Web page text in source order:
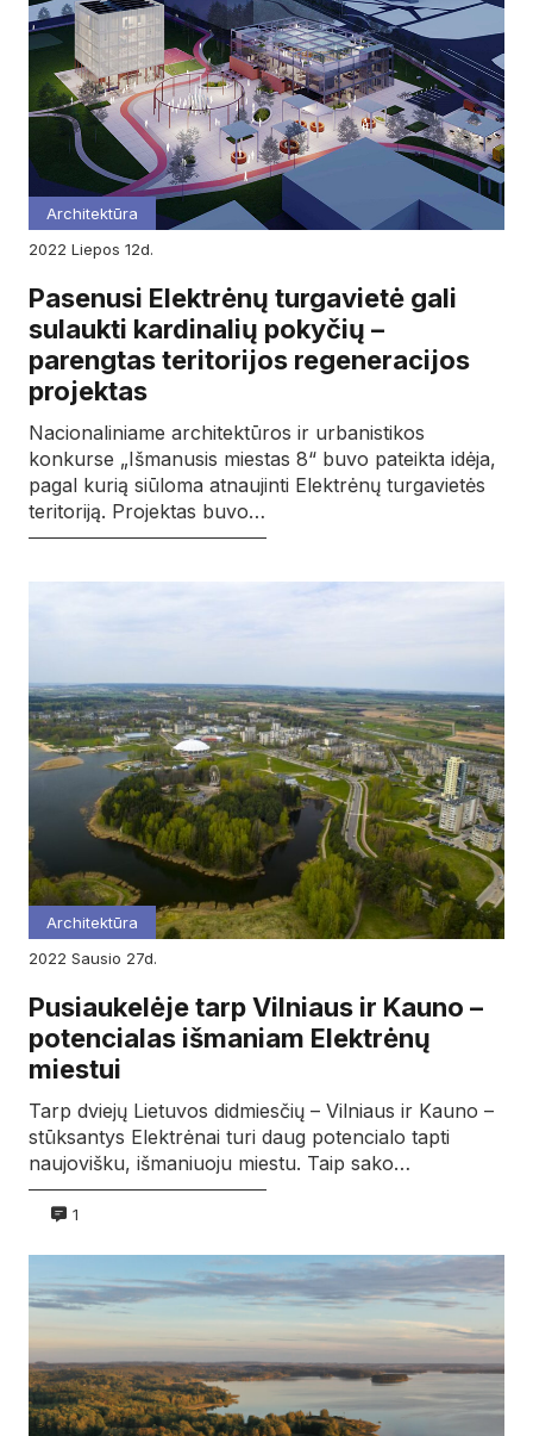
Architektūra
2022
liepos 12d.
Pasenusi Elektrėnų turgavietė gali
sulaukti kardinalių pokyčių –
parengtas teritorijos regeneracijos
projektas
Nacionaliniame architektūros ir urbanistikos
konkurse „Išmanusis miestas 8“ buvo pateikta idėja,
pagal kurią siūloma atnaujinti Elektrėnų turgavietės
teritoriją. Projektas buvo…
Architektūra
2022
sausio 27d.
Pusiaukelėje tarp Vilniaus ir Kauno –
potencialas išmaniam Elektrėnų
miestui
Tarp dviejų Lietuvos didmiesčių – Vilniaus ir Kauno –
stūksantys Elektrėnai turi daug potencialo tapti
naujovišku, išmaniuoju miestu. Taip sako…
1